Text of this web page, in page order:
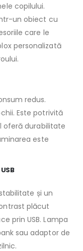
copilului.
un obiect cu
care le
personalizată
redus.
Este potrivită
oferă durabilitate
este
și un
plăcut
prin USB. Lampa
sau adaptor de